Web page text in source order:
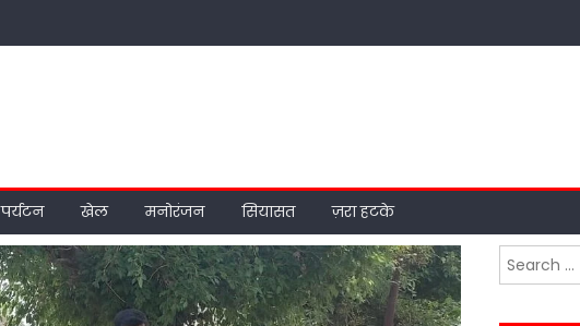
पर्यटन खेल मनोरंजन सियासत ज़रा हटके
Search
for: